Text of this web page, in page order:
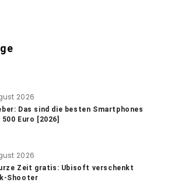
2026
Das sind die besten Smartphones
Euro [2026]
2026
Zeit gratis: Ubisoft verschenkt
Shooter